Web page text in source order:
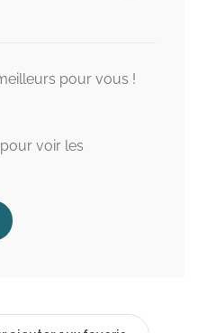
pour vous !
pour voir les